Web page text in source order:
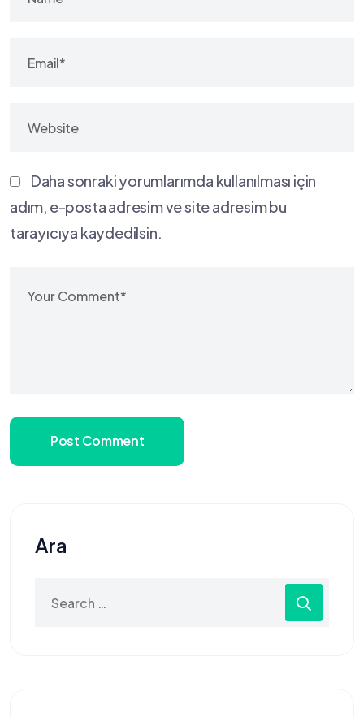
Daha sonraki yorumlarımda kullanılması için
adım, e-posta adresim ve site adresim bu
tarayıcıya kaydedilsin.
Post Comment
Ara
for: